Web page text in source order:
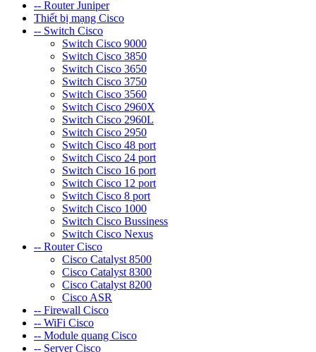
-- Router Juniper
Thiết bị mạng Cisco
-- Switch Cisco
Switch Cisco 9000
Switch Cisco 3850
Switch Cisco 3650
Switch Cisco 3750
Switch Cisco 3560
Switch Cisco 2960X
Switch Cisco 2960L
Switch Cisco 2950
Switch Cisco 48 port
Switch Cisco 24 port
Switch Cisco 16 port
Switch Cisco 12 port
Switch Cisco 8 port
Switch Cisco 1000
Switch Cisco Bussiness
Switch Cisco Nexus
-- Router Cisco
Cisco Catalyst 8500
Cisco Catalyst 8300
Cisco Catalyst 8200
Cisco ASR
-- Firewall Cisco
-- WiFi Cisco
-- Module quang Cisco
-- Server Cisco